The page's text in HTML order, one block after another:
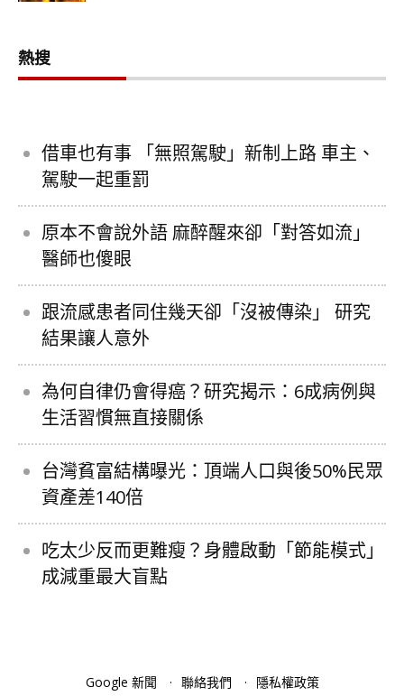
熱搜
借車也有事 「無照駕駛」新制上路 車主、
駕駛一起重罰
原本不會說外語 麻醉醒來卻「對答如流」
醫師也傻眼
跟流感患者同住幾天卻「沒被傳染」 研究
結果讓人意外
為何自律仍會得癌？研究揭示：6成病例與
生活習慣無直接關係
台灣貧富結構曝光：頂端人口與後50%民眾
資產差140倍
吃太少反而更難瘦？身體啟動「節能模式」
成減重最大盲點
Google 新聞 聯絡我們 隱私權政策